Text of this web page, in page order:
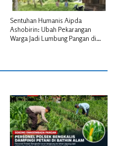
Sentuhan Humanis Aipda
Ashobirin: Ubah Pekarangan
Warga Jadi Lumbung Pangan di